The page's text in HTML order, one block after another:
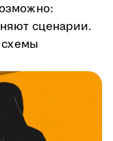
сценарии.
схемы